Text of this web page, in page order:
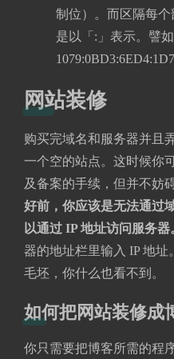
制位）。而区隔每个
是以「:」表示。譬如
网站装修
购买完域名和服务器并且
一个空的站点。这时候你
及备案的手续，但并不妨
好前，你应该是无法通过
以通过 IP 地址访问服务器
器的地址栏里输入 IP 地
毛坯，你什么也看不到。
如何把网站装修成
你只需要把博客所需的程